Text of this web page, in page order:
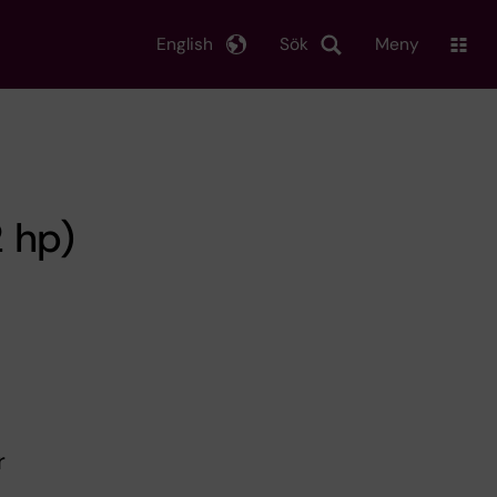
Sök
English Meny
hp)